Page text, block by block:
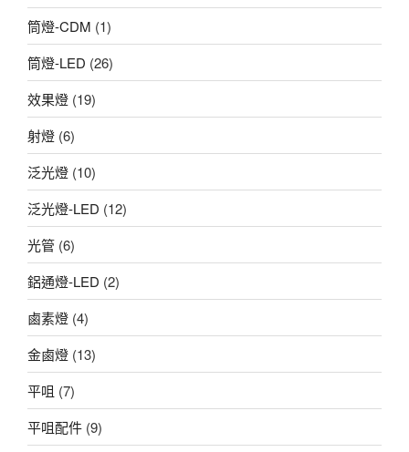
筒燈-CDM (1)
筒燈-LED (26)
效果燈 (19)
射燈 (6)
泛光燈 (10)
泛光燈-LED (12)
光管 (6)
鋁通燈-LED (2)
鹵素燈 (4)
金鹵燈 (13)
平咀 (7)
平咀配件 (9)